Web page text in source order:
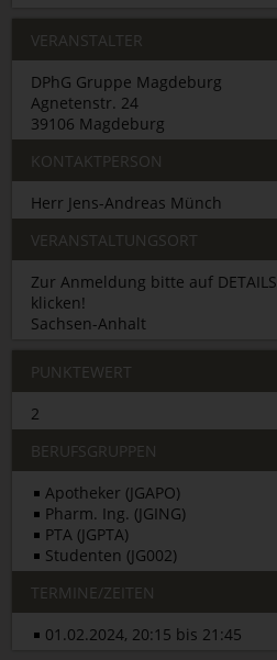
VERANSTALTER
DPhG Gruppe Magdeburg
Agnetenstr. 24
39106 Magdeburg
KONTAKTPERSON
Herr Jens-Andreas Münch
VERANSTALTUNGSORT
Zur Anmeldung bitte auf DETAILS
klicken!
Sachsen-Anhalt
PUNKTEWERT
2
BERUFSGRUPPEN
Apotheker (JGAPO)
Pharm. Ing. (JGING)
PTA (JGPTA)
Studenten (JG002)
TERMINE/ZEITEN
01.02.2024, 20:15 bis 21:45